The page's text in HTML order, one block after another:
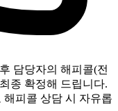
담당자의 해피콜(전
종 확정해 드립니다.
피콜 상담 시 자유롭